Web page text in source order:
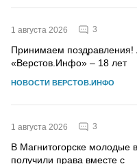
1 августа 2026 3
Принимаем поздравления!
«Верстов.Инфо» – 18 лет
НОВОСТИ ВЕРСТОВ.ИНФО
1 августа 2026 3
В Магнитогорске молодые
получили права вместе с